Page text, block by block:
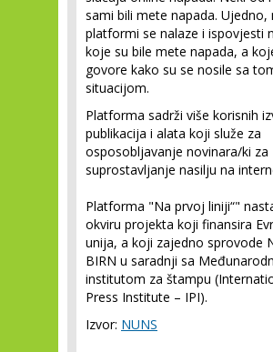
sami bili mete napada. Ujedno,
platformi se nalaze i ispovjesti
koje su bile mete napada, a
govore kako su se nosile sa
situacijom.
Platforma sadrži više korisnih
publikacija i alata koji služe za
osposobljavanje novinara/ki za
suprostavljanje nasilju na
Platforma "Na prvoj liniji“"
okviru projekta koji finansira
unija, a koji zajedno sprovode
BIRN u saradnji sa
institutom za štampu
Press Institute – IPI).
Izvor: NUNS